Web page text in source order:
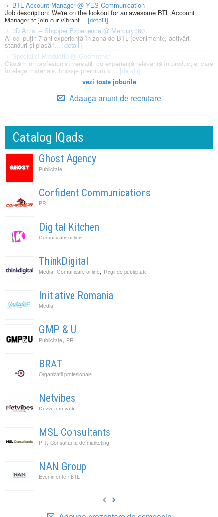
BTL Account Manager @ YES Communication
Job description: We're on the lookout for an awesome BTL Account
Manager to join our vibrant... [detalii]
3D Artist – Shopper Experience @ Mercury360
Ai cel puțin 7 ani experiență în zona de BTL (evenimente, activări,
standuri și plasări... [detalii]
Specialist Productie @ Godmother
Căutăm un profesionist versatil, cu experiență relevantă în producție, care
înțelege materiale, finisaje premium și... [detalii]
vezi toate joburile
Adauga anunt de recrutare
Catalog IQads
Ghost Agency
Publicitate
Confident Communications
PR
Digital Kitchen
Comunicare online
ThinkDigital
Media, Comunicare online, Regii de publicitate
Initiative Romania
Media
GMP & U
Publicitate, PR
BRAT
Organizatii profesionale
Netvibes
Dezvoltare web
MSL Consultants
PR, Consultanta de marketing
NAN Group
Evenimente / BTL